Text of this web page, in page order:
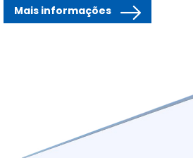
Mais informações